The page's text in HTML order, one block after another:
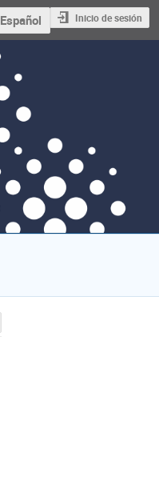
Español Inicio de sesión